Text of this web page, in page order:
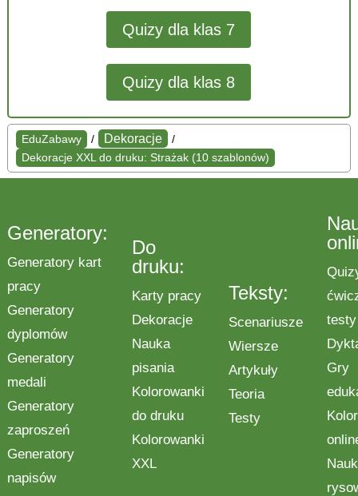
Quizy dla klas 7
Quizy dla klas 8
EduZabawy / Dekoracje
/
Dekoracje XXL do druku: Strażak (10 szablonów)
Generatory:
Generatory kart
pracy
Generatory
dyplomów
Generatory
medali
Generatory
zaproszeń
Generatory
napisów
Do
druku:
Karty pracy
Dekoracje
Nauka
pisania
Kolorowanki
do druku
Kolorowanki
XXL
Teksty:
Scenariusze
Wiersze
Artykuły
Teoria
Testy
testy
Gry